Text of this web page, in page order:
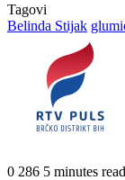
Tagovi
Belinda Stijak
0 286 5 minutes read